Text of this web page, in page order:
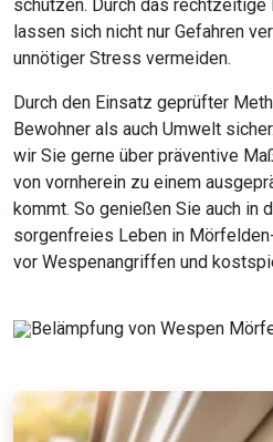
schützen. Durch das
lassen sich nicht nur Gefahren
unnötiger Stress vermeiden.
Durch den Einsatz geprüfter
Bewohner als auch Umwelt
wir Sie gerne über präventive
von vornherein zu einem
kommt. So genießen Sie auch in
sorgenfreies Leben in
vor Wespenangriffen und